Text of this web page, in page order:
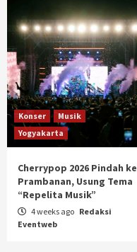
Konser
Musik
Yogyakarta
Cherrypop 2026 Pindah ke
Prambanan, Usung Tema
“Repelita Musik”
4 weeks ago Redaksi
Eventweb